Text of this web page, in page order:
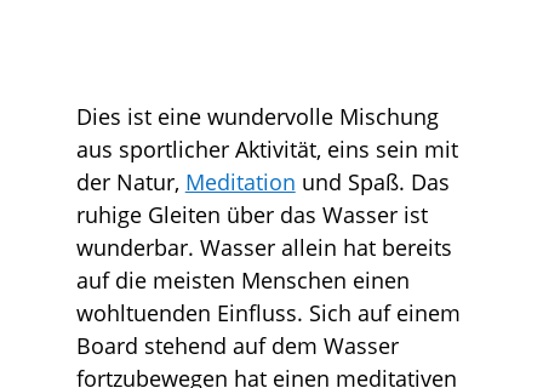
Dies ist eine wundervolle Mischung
aus sportlicher Aktivität, eins sein mit
der Natur, Meditation und Spaß. Das
ruhige Gleiten über das Wasser ist
wunderbar. Wasser allein hat bereits
auf die meisten Menschen einen
wohltuenden Einfluss. Sich auf einem
Board stehend auf dem Wasser
fortzubewegen hat einen meditativen